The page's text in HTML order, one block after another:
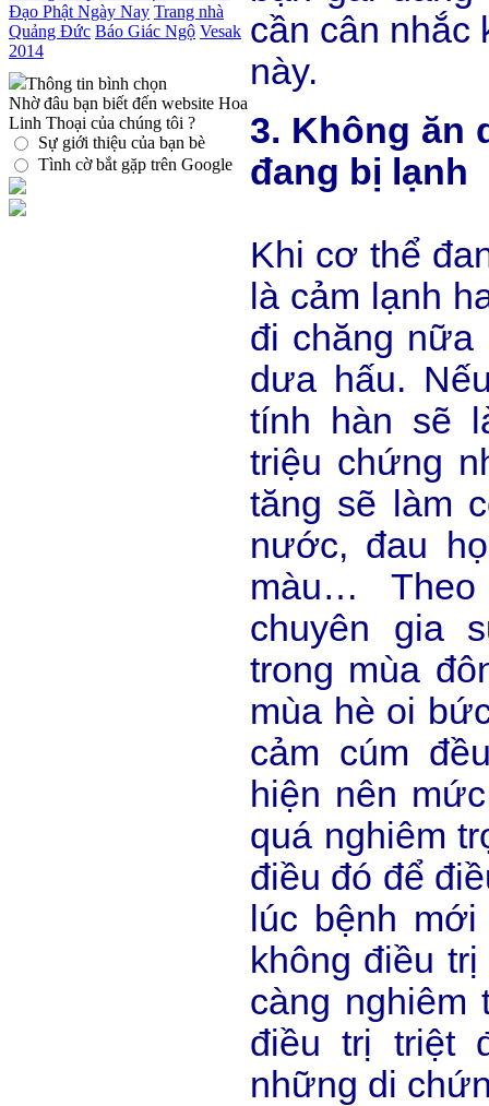
Đạo Phật Ngày Nay Trang nhà
Quảng Đức Báo Giác Ngộ Vesak
2014
Thông tin bình chọn
Nhờ đâu bạn biết đến website Hoa
Linh Thoại của chúng tôi ?
Sự giới thiệu của bạn bè
Tình cờ bắt gặp trên Google
cần cân nhắc
này.
3. Không ăn
đang bị lạnh
Khi cơ thể
là cảm lạnh
đi chăng nữa
dưa hấu.
tính hàn sẽ
triệu chứng
tăng sẽ làm
nước, đau
màu…
chuyên gia
trong mùa
mùa hè oi
cảm cúm
hiện nên
quá nghiêm
điều đó để
lúc bệnh
không điều
càng nghiêm
điều trị triệt
những di